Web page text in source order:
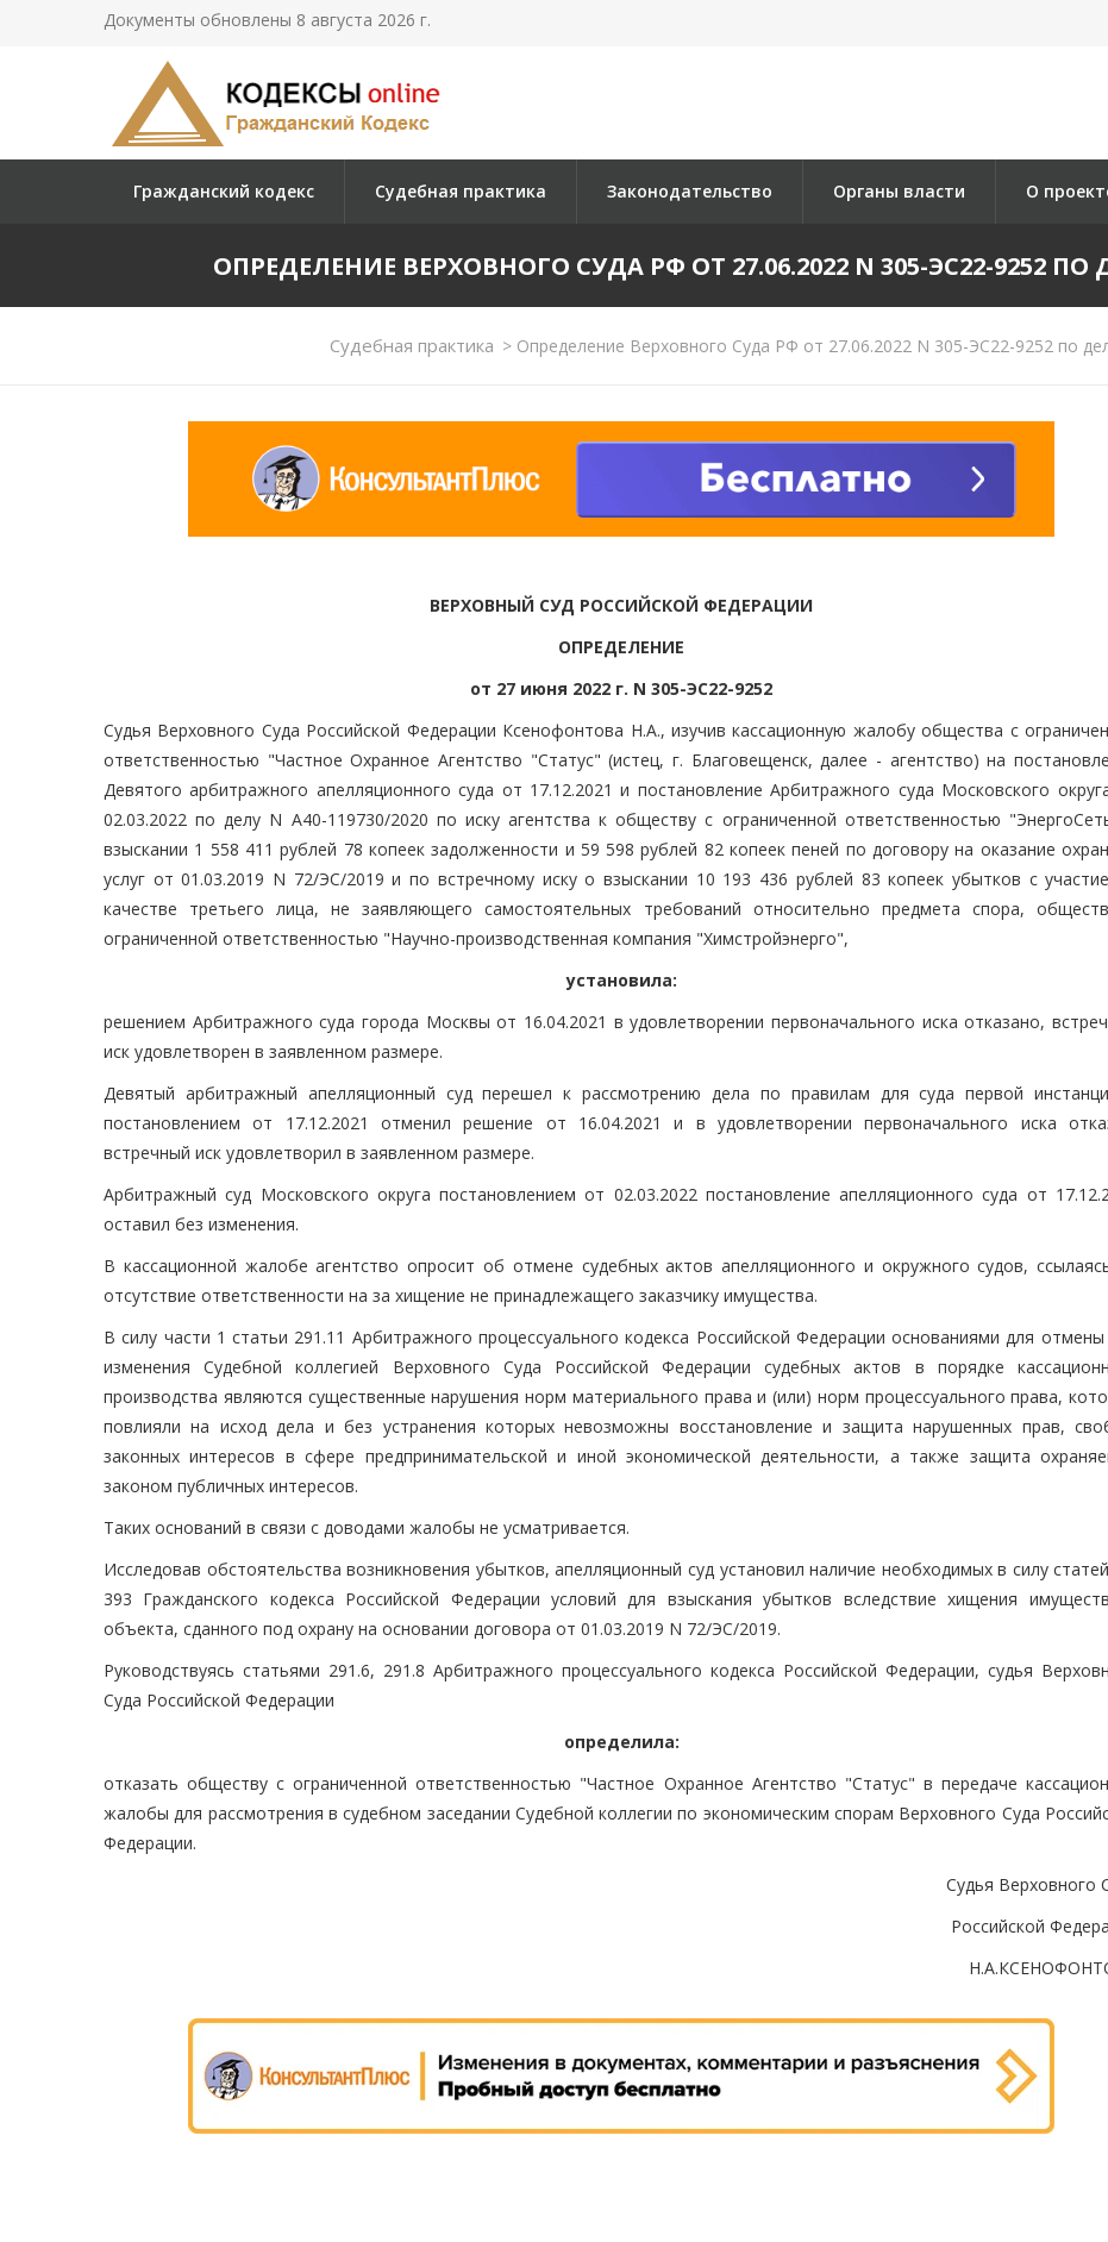
Документы обновлены 8 августа 2026 г.
Гражданский кодекс Судебная практика Законодательство Органы власти О
ОПРЕДЕЛЕНИЕ ВЕРХОВНОГО СУДА РФ ОТ 27.06.2022 N 305-ЭС22-9252 ПО
Судебная практика >Определение Верховного Суда РФ от 27.06.2022 N 305-ЭС22-9252 по
ВЕРХОВНЫЙ СУД РОССИЙСКОЙ ФЕДЕРАЦИИ
ОПРЕДЕЛЕНИЕ
от 27 июня 2022 г. N 305-ЭС22-9252
Судья Верховного Суда Российской Федерации Ксенофонтова Н.А., изучив кассационную жалобу общества с
ответственностью "Частное Охранное Агентство "Статус" (истец, г. Благовещенск, далее - агентство) на
Девятого арбитражного апелляционного суда от 17.12.2021 и постановление Арбитражного суда Московского
02.03.2022 по делу N А40-119730/2020 по иску агентства к обществу с ограниченной ответственностью
взыскании 1 558 411 рублей 78 копеек задолженности и 59 598 рублей 82 копеек пеней по договору на оказание
услуг от 01.03.2019 N 72/ЭС/2019 и по встречному иску о взыскании 10 193 436 рублей 83 копеек убытков с
качестве третьего лица, не заявляющего самостоятельных требований относительно предмета спора,
ограниченной ответственностью "Научно-производственная компания "Химстройэнерго",
установила:
решением Арбитражного суда города Москвы от 16.04.2021 в удовлетворении первоначального иска отказано,
иск удовлетворен в заявленном размере.
Девятый арбитражный апелляционный суд перешел к рассмотрению дела по правилам для суда первой
постановлением от 17.12.2021 отменил решение от 16.04.2021 и в удовлетворении первоначального иска
встречный иск удовлетворил в заявленном размере.
Арбитражный суд Московского округа постановлением от 02.03.2022 постановление апелляционного суда от
оставил без изменения.
В кассационной жалобе агентство опросит об отмене судебных актов апелляционного и окружного судов,
отсутствие ответственности на за хищение не принадлежащего заказчику имущества.
В силу части 1 статьи 291.11 Арбитражного процессуального кодекса Российской Федерации основаниями для отмены
изменения Судебной коллегией Верховного Суда Российской Федерации судебных актов в порядке
производства являются существенные нарушения норм материального права и (или) норм процессуального права,
повлияли на исход дела и без устранения которых невозможны восстановление и защита нарушенных прав,
законных интересов в сфере предпринимательской и иной экономической деятельности, а также защита
законом публичных интересов.
Таких оснований в связи с доводами жалобы не усматривается.
Исследовав обстоятельства возникновения убытков, апелляционный суд установил наличие необходимых в силу
393 Гражданского кодекса Российской Федерации условий для взыскания убытков вследствие хищения
объекта, сданного под охрану на основании договора от 01.03.2019 N 72/ЭС/2019.
Руководствуясь статьями 291.6, 291.8 Арбитражного процессуального кодекса Российской Федерации, судья
Суда Российской Федерации
определила:
отказать обществу с ограниченной ответственностью "Частное Охранное Агентство "Статус" в передаче
жалобы для рассмотрения в судебном заседании Судебной коллегии по экономическим спорам Верховного Суда
Федерации.
Судья Верховного
Российской